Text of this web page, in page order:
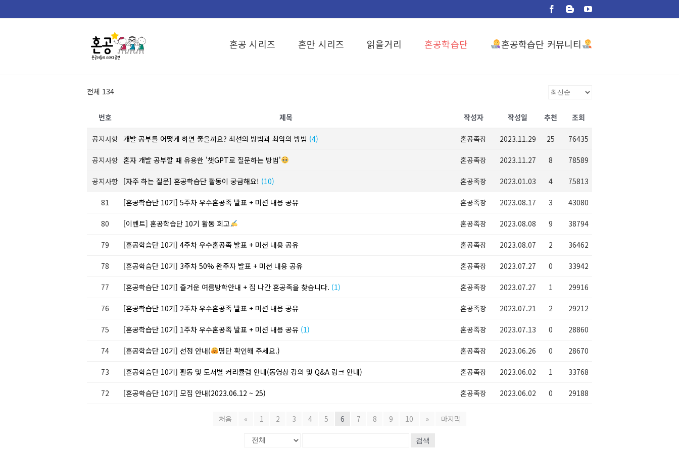
to
Facebook
BloggerYouTube
혼공 시리즈 혼만 시리즈 읽을거리 혼공학습단 혼공학습단 커뮤니티
전체 134
번호 제목 작성자 작성일 추천 조회
공지사항 개발 공부를 어떻게 하면 좋을까요? 최선의 방법과 최악의 방법 (4) 혼공족장 2023.11.29 25 76435
공지사항 혼자 개발 공부할 때 유용한 '챗GPT로 질문하는 방법' 혼공족장 2023.11.27 8 78589
공지사항 [자주 하는 질문] 혼공학습단 활동이 궁금해요! (10) 혼공족장 2023.01.03 4 75813
81 [혼공학습단 10기] 5주차 우수혼공족 발표 + 미션 내용 공유 혼공족장 2023.08.17 3 43080
80 [이벤트] 혼공학습단 10기 활동 회고 혼공족장 2023.08.08 9 38794
79 [혼공학습단 10기] 4주차 우수혼공족 발표 + 미션 내용 공유 혼공족장 2023.08.07 2 36462
78 [혼공학습단 10기] 3주차 50% 완주자 발표 + 미션 내용 공유 혼공족장 2023.07.27 0 33942
77 [혼공학습단 10기] 즐거운 여름방학안내 + 집 나간 혼공족을 찾습니다. (1) 혼공족장 2023.07.27 1 29916
76 [혼공학습단 10기] 2주차 우수혼공족 발표 + 미션 내용 공유 혼공족장 2023.07.21 2 29212
75 [혼공학습단 10기] 1주차 우수혼공족 발표 + 미션 내용 공유 (1) 혼공족장 2023.07.13 0 28860
74 [혼공학습단 10기] 선정 안내( 명단 확인해 주세요.) 혼공족장 2023.06.26 0 28670
73 [혼공학습단 10기] 활동 및 도서별 커리큘럼 안내(동영상 강의 및 Q&A 링크 안내) 혼공족장 2023.06.02 1 33768
72 [혼공학습단 10기] 모집 안내(2023.06.12 ~ 25) 혼공족장 2023.06.02 0 29188
처음 « 1 2 3 4 5 6 7 8 9 10 » 마지막
검색